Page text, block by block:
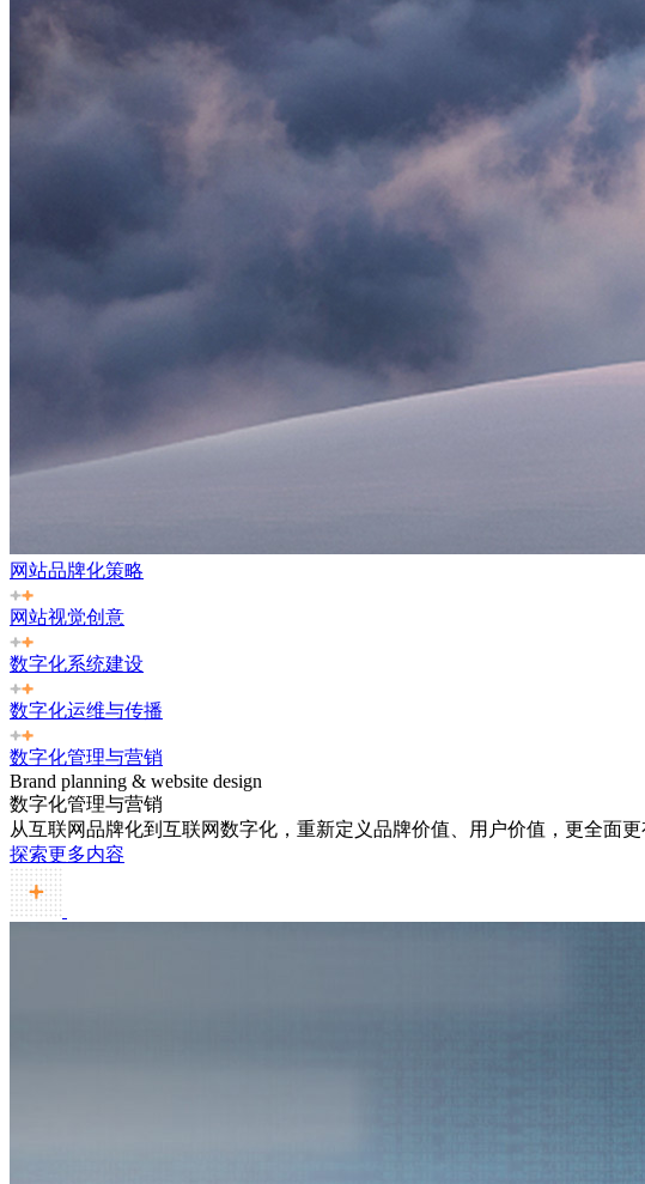
网站品牌化策略
网站视觉创意
数字化系统建设
数字化运维与传播
数字化管理与营销
Brand planning & website design
数字化管理与营销
从互联网品牌化到互联网数字化，重新定义品牌价值、用户价值，更全面
探索更多内容